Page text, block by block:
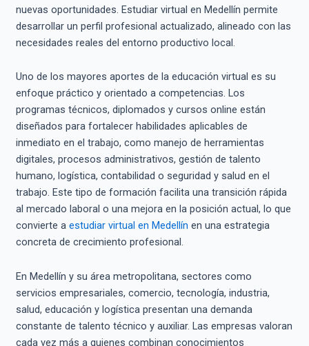
nuevas oportunidades. Estudiar virtual en Medellín permite
desarrollar un perfil profesional actualizado, alineado con las
necesidades reales del entorno productivo local.
Uno de los mayores aportes de la educación virtual es su
enfoque práctico y orientado a competencias. Los
programas técnicos, diplomados y cursos online están
diseñados para fortalecer habilidades aplicables de
inmediato en el trabajo, como manejo de herramientas
digitales, procesos administrativos, gestión de talento
humano, logística, contabilidad o seguridad y salud en el
trabajo. Este tipo de formación facilita una transición rápida
al mercado laboral o una mejora en la posición actual, lo que
convierte a estudiar virtual en Medellín en una estrategia
concreta de crecimiento profesional.
En Medellín y su área metropolitana, sectores como
servicios empresariales, comercio, tecnología, industria,
salud, educación y logística presentan una demanda
constante de talento técnico y auxiliar. Las empresas valoran
cada vez más a quienes combinan conocimientos